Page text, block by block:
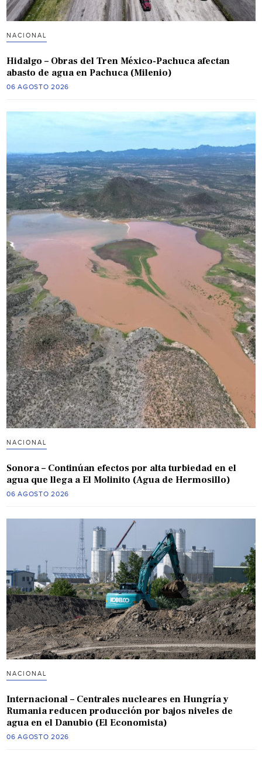
NACIONAL
Hidalgo – Obras del Tren México-Pachuca afectan
abasto de agua en Pachuca (Milenio)
06 AGOSTO 2026
NACIONAL
Sonora – Continúan efectos por alta turbiedad en el
agua que llega a El Molinito (Agua de Hermosillo)
06 AGOSTO 2026
NACIONAL
Internacional – Centrales nucleares en Hungría y
Rumania reducen producción por bajos niveles de
agua en el Danubio (El Economista)
06 AGOSTO 2026